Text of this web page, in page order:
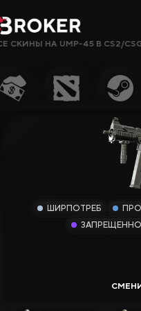
Сайты, Режимы,
СКИНЫ НА UMP-45 В CS2/
ШИРПОТРЕБ